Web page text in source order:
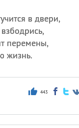
в двери,
перемены,
жизнь.
443